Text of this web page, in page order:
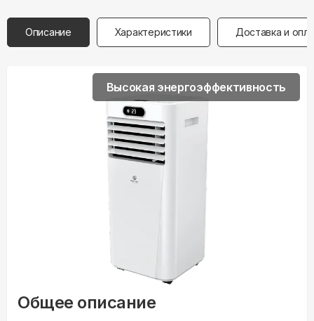
Описание Характеристики Доставка и
Общее описание
Высокая энергоэффективность